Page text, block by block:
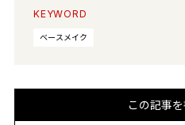
KEYWORD
ベースメイク
この記事